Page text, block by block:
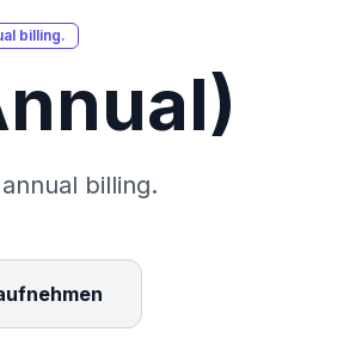
billing.
billing.